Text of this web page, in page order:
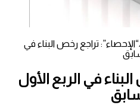
“الإحصاء”: تراجع رخص البناء في
في الربع الأول